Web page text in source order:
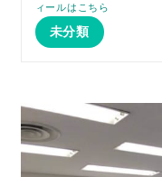
ィールはこちら
未分類